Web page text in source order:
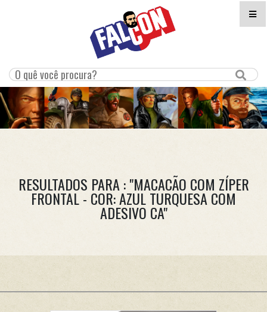
RESULTADOS PARA : "MACACÃO COM ZÍPER
FRONTAL - COR: AZUL TURQUESA COM
ADESIVO CA"